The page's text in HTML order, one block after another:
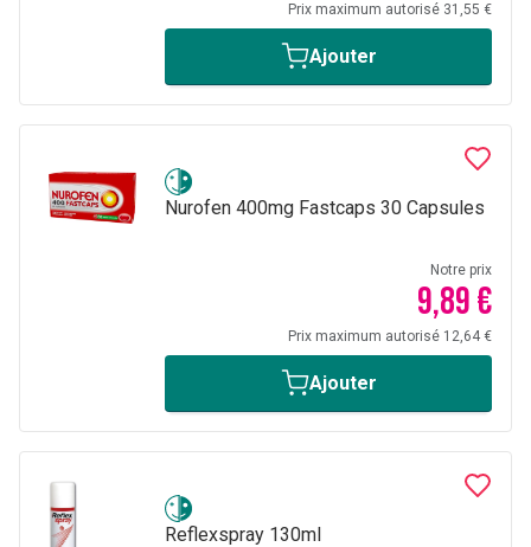
Prix maximum autorisé 31,55 €
Ajouter
Nurofen 400mg Fastcaps 30 Capsules
Notre prix
9,89 €
Prix maximum autorisé 12,64 €
Ajouter
Reflexspray 130ml